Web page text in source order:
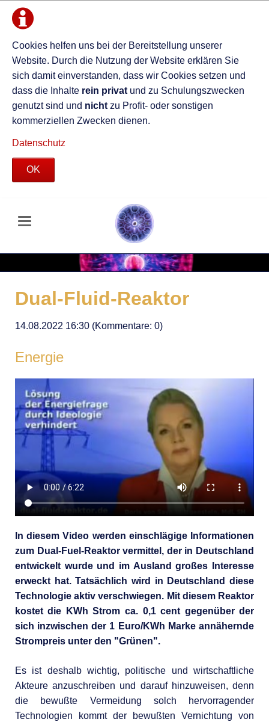
Cookies helfen uns bei der Bereitstellung unserer
Website. Durch die Nutzung der Website erklären Sie
sich damit einverstanden, dass wir Cookies setzen und
dass die Inhalte rein privat und zu Schulungszwecken
genutzt sind und nicht zu Profit- oder sonstigen
kommerziellen Zwecken dienen.
Datenschutz
OK
Dual-Fluid-Reaktor
14.08.2022 16:30(Kommentare: 0)
Energie
In diesem Video werden einschlägige Informationen
zum Dual-Fuel-Reaktor vermittel, der in Deutschland
entwickelt wurde und im Ausland großes Interesse
erweckt hat. Tatsächlich wird in Deutschland diese
Technologie aktiv verschwiegen. Mit diesem Reaktor
kostet die KWh Strom ca. 0,1 cent gegenüber der
sich inzwischen der 1 Euro/KWh Marke annähernde
Strompreis unter den "Grünen".
Es ist deshalb wichtig, politische und wirtschaftliche
Akteure anzuschreiben und darauf hinzuweisen, denn
die bewußte Vermeidung solch hervorragender
Technologien kommt der bewußten Vernichtung von